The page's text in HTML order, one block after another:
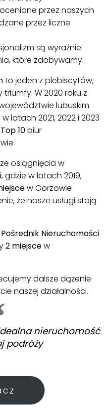
przez naszych
przez liczne
są wyraźnie
które zdobywamy.
to jeden z plebiscytów,
W 2020 roku z
lubuskim.
latach 2021, 2022 i 2023
Top 10biur
osiągnięcia w
, gdzie w latach 2019,
w Gorzowie
że nasze usługi stoją
Nieruchomości
2 miejscew
dalsze dążenie
naszej działalności.
nieruchomość
podróży